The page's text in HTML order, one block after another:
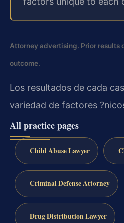
Attorney advertising. Prior results
outcome.
Los resultados de cada
variedad de factores
All practice pages
Child Abuse Lawyer
Criminal Defense Attorney
Drug Distribution Lawyer